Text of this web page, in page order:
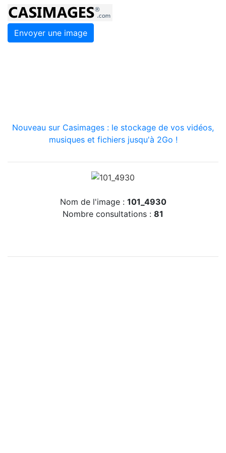
Envoyer une image
Nouveau sur Casimages : le stockage de vos vidéos,
musiques et fichiers jusqu'à 2Go !
Nom de l'image : 101_4930
Nombre consultations : 81